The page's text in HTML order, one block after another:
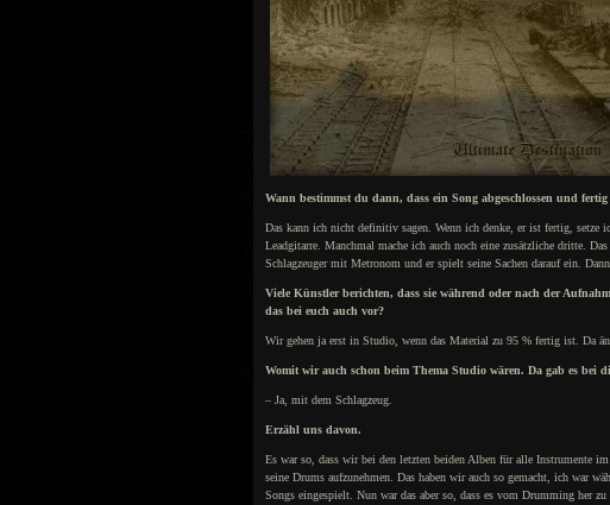
Wann bestimmst du dann, dass ein Song abgeschlossen und fertig
Das kann ich nicht definitiv sagen. Wenn ich denke, er ist fertig, setze
Leadgitarre. Manchmal mache ich auch noch eine zusätzliche dritte.
Schlagzeuger mit Metronom und er spielt seine Sachen darauf ein.
Viele Künstler berichten, dass sie während oder nach der
das bei euch auch vor?
Wir gehen ja erst in Studio, wenn das Material zu 95 % fertig ist. Da
Womit wir auch schon beim Thema Studio wären. Da gab es bei
– Ja, mit dem Schlagzeug.
Erzähl uns davon.
Es war so, dass wir bei den letzten beiden Alben für alle Instrumente
seine Drums aufzunehmen. Das haben wir auch so gemacht, ich war
Songs eingespielt. Nun war das aber so, dass es vom Drumming her